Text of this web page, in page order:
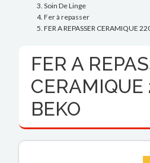
Soin De Linge
Fer à repasser
FER A REPASSER CERAMIQUE
FER A
BEKO